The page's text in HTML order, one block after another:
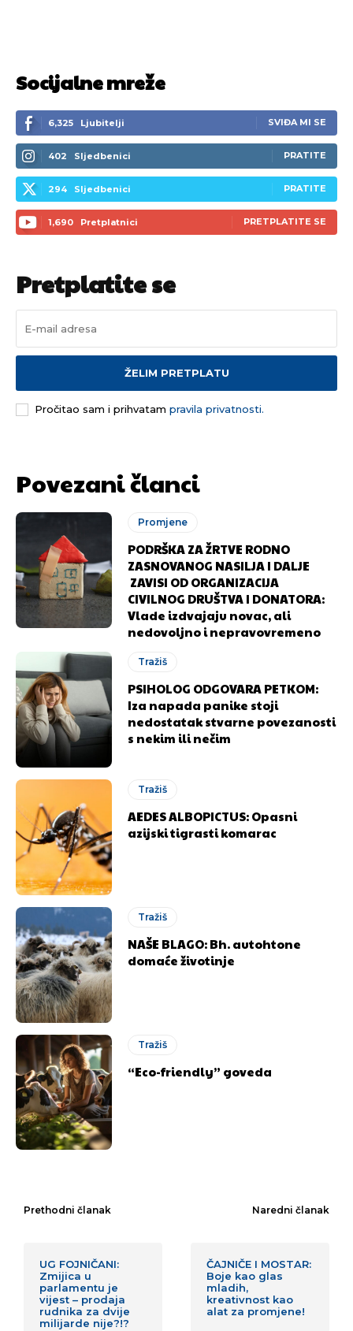
Socijalne mreže
6,325 Ljubitelji SVIĐA MI SE
402 Sljedbenici PRATITE
294 Sljedbenici PRATITE
1,690 Pretplatnici PRETPLATITE SE
Pretplatite se
ŽELIM PRETPLATU
Pročitao sam i prihvatam pravila privatnosti.
Povezani članci
Promjene
PODRŠKA ZA ŽRTVE RODNO
ZASNOVANOG NASILJA I DALJE
ZAVISI OD ORGANIZACIJA
CIVILNOG DRUŠTVA I DONATORA:
Vlade izdvajaju novac, ali
nedovoljno i nepravovremeno
Tražiš
PSIHOLOG ODGOVARA PETKOM:
Iza napada panike stoji
nedostatak stvarne povezanosti
s nekim ili nečim
Tražiš
AEDES ALBOPICTUS: Opasni
azijski tigrasti komarac
Tražiš
NAŠE BLAGO: Bh. autohtone
domaće životinje
Tražiš
“Eco-friendly” goveda
Prethodni članak
UG FOJNIČANI:
Zmijica u
parlamentu je
vijest – prodaja
rudnika za dvije
milijarde nije?!?
Naredni članak
ČAJNIČE I MOSTAR:
Boje kao glas
mladih,
kreativnost kao
alat za promjene!